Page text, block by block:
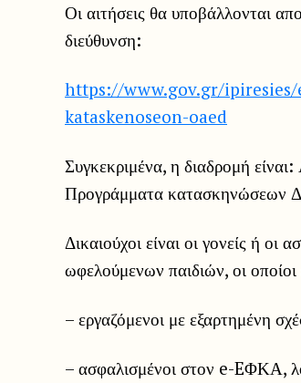
Οι αιτήσεις θα υποβάλλονται
διεύθυνση:
https://www.gov.gr/ipiresies/
kataskenoseon-oaed
Συγκεκριμένα, η διαδρομή
Προγράμματα κατασκηνώσεων
Δικαιούχοι είναι οι γονείς ή οι
ωφελούμενων παιδιών, οι οποίοι
– εργαζόμενοι με εξαρτημένη
– ασφαλισμένοι στον e-EΦΚΑ,